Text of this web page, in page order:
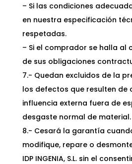
– Si las condiciones
en nuestra especificación
respetadas.
– Si el comprador se halla al
de sus obligaciones
7.- Quedan excluidos de la
los defectos que resulten de
influencia externa fuera de
desgaste normal de material.
8.- Cesará la garantía
modifique, repare o
IDP INGENIA, S.L. sin el